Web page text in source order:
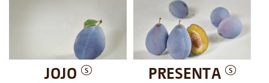
JOJO S PRESENTA S